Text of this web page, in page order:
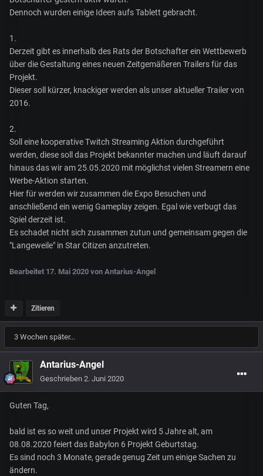
Dennoch wurden einige Ideen aufs Tablett gebracht.
1.
Derzeit gibt es innerhalb des Rats der Botschafter ein Wettbewerb
über die Gestaltung eines neuen Zeitgemäßeren Trailers für das
Projekt.
Dieser soll kürzer, knackiger werden als unser aktueller Trailer von
2016.
2.
Soll eine kooperative Twitch Streaming Aktion durchgeführt
werden, diese soll das Projekt bekannter machen und läuft darauf
hinaus das wir am 25.05.2020 mit möglichst vielen Streamern eine
Werbe-Aktion starten.
Hier für werden wir zusammen die Expo Besuchen und
anschließend ein wenig Gameplay zeigen. Egal wie verbugt das
Spiel derzeit ist.
Es schadet nicht sich zusammen zutun und gemeinsam gegen die
"Langeweile" in Star Citizen anzutreten.
Bearbeitet 17. Mai 2020 von Antarius-Angel
Zitieren
3 Wochen später...
Antarius-Angel
Geschrieben 2. Juni 2020
Guten Tag,
bald ist es so weit und unser Projekt wird 5 Jahre alt, am
08.08.2020 feiert das Babylon 6 Projekt Geburtstag.
Es sind noch 3 Monate, gerade genug Zeit um einige Sachen zu
ändern.